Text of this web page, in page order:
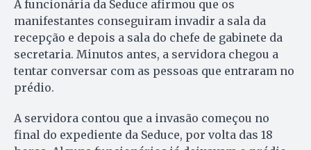
A funcionária da Seduce afirmou que os
manifestantes conseguiram invadir a sala da
recepção e depois a sala do chefe de gabinete da
secretaria. Minutos antes, a servidora chegou a
tentar conversar com as pessoas que entraram no
prédio.
A servidora contou que a invasão começou no
final do expediente da Seduce, por volta das 18